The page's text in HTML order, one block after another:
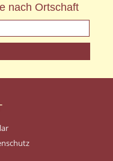
nach Ortschaft